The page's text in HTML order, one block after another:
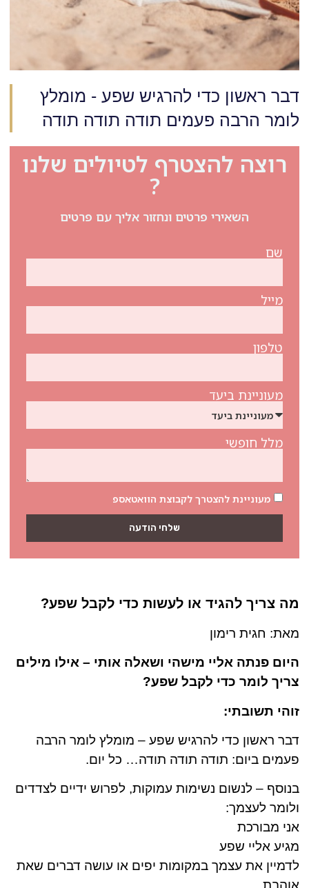
דבר ראשון כדי להרגיש שפע - מומלץ
לומר הרבה פעמים תודה תודה תודה
רוצה להצטרף לטיולים שלנו
?
השאירי פרטים ונחזור אליך עם פרטים
שם
מייל
טלפון
מעוניינת ביעד
מלל חופשי
מעוניינת להצטרך לקבוצת הוואטאספ
שלחי הודעה
מה צריך להגיד או לעשות כדי לקבל שפע?
מאת: חגית רימון
היום פנתה אליי מישהי ושאלה אותי – אילו מילים
צריך לומר כדי לקבל שפע?
זוהי תשובתי:
דבר ראשון כדי להרגיש שפע – מומלץ לומר הרבה
פעמים ביום: תודה תודה תודה… כל יום.
בנוסף – לנשום נשימות עמוקות, לפרוש ידיים לצדדים
ולומר לעצמך:
אני מבורכת
מגיע אליי שפע
לדמיין את עצמך במקומות יפים או עושה דברים שאת